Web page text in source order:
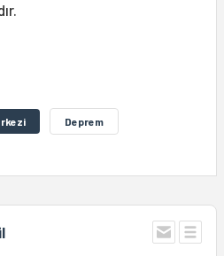
Deprem